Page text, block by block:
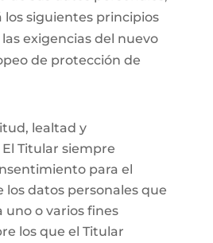
los siguientes principios
exigencias del nuevo
de protección de
lealtad y
Titular siempre
para el
datos personales que
uno o varios fines
los que el Titular